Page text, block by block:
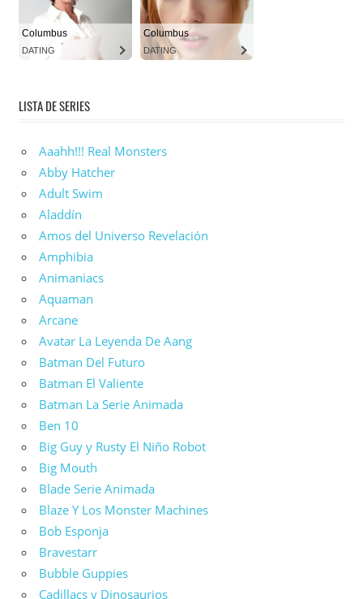
LISTA DE SERIES
Aaahh!!! Real Monsters
Abby Hatcher
Adult Swim
Aladdín
Amos del Universo Revelación
Amphibia
Animaniacs
Aquaman
Arcane
Avatar La Leyenda De Aang
Batman Del Futuro
Batman El Valiente
Batman La Serie Animada
Ben 10
Big Guy y Rusty El Niño Robot
Big Mouth
Blade Serie Animada
Blaze Y Los Monster Machines
Bob Esponja
Bravestarr
Bubble Guppies
Cadillacs y Dinosaurios